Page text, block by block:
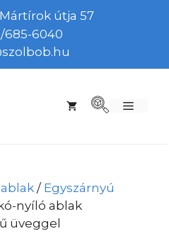
útja 57
685-6040
Menü
/ Egyszárnyú
nyíló ablak
üveggel